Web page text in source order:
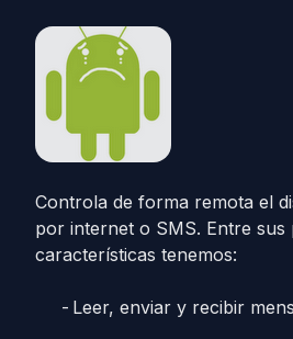
Controla de forma remota el
por internet o SMS. Entre sus
características tenemos:
Leer, enviar y recibir